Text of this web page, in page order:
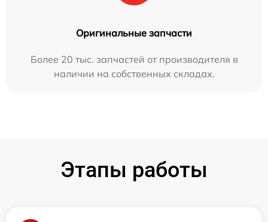
Оригинальные запчасти
Более 20 тыс. запчастей от производителя в
наличии на собственных складах.
Этапы работы